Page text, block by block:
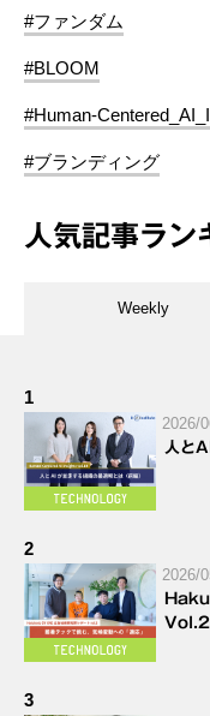
#ファンダム
#BLOOM
#Human-
#ブランディング
人気記事ラン
Weekly
1
2026/
人と
2
2026/
Vol.2
3